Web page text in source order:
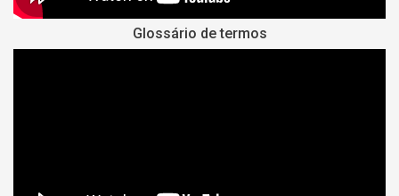
Glossário de termos